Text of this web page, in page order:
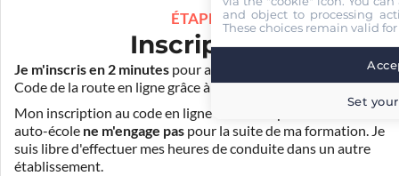
ÉTAPE 1
Inscription
Je m'inscris en 2 minutes pour accéder à ma formation au
Code de la route en ligne grâce àPass Rousseau Voiture.
Mon inscription au code en ligne voiture auprès de mon
auto-école ne m'engage pas pour la suite de ma formation. Je
suis libre d'effectuer mes heures de conduite dans un autre
établissement.
and object to processing
These choices remain valid
Set